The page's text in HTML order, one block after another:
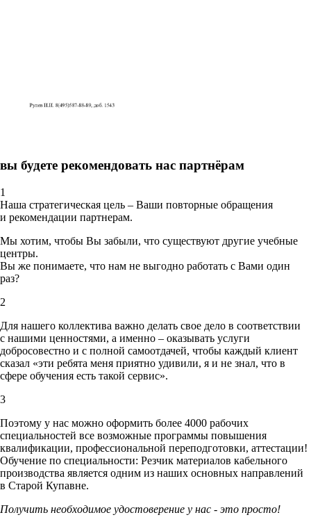
вы будете рекомендовать нас партнёрам
1
Наша стратегическая цель – Ваши повторные обращения
и рекомендации партнерам.
Мы хотим, чтобы Вы забыли, что существуют другие учебные
центры.
Вы же понимаете, что нам не выгодно работать с Вами один
раз?
2
Для нашего коллектива важно делать свое дело в соответствии
с нашими ценностями, а именно – оказывать услуги
добросовестно и с полной самоотдачей, чтобы каждый клиент
сказал «эти ребята меня приятно удивили, я и не знал, что в
сфере обучения есть такой сервис».
3
Поэтому у нас можно оформить более 4000 рабочих
специальностей все возможные программы повышения
квалификации, профессиональной переподготовки, аттестации!
Обучение по специальности: Резчик материалов кабельного
производства является одним из наших основных направлений
в Старой Купавне.
Получить необходимое удостоверение у нас - это просто!